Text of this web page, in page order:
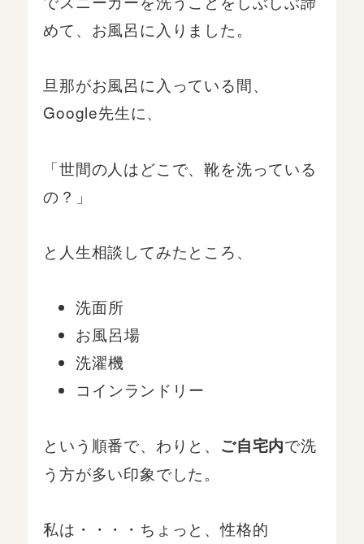
めて、お風呂に入りました。
旦那がお風呂に入っている間、
Google先生に、
「世間の人はどこで、靴を洗っている
の？」
と人生相談してみたところ、
洗面所
お風呂場
洗濯機
コインランドリー
という順番で、わりと、 ご自宅内で洗
う方が多い印象でした。
私は・・・・ちょっと、性格的